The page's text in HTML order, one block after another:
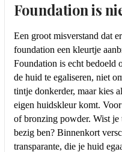
Foundation is
Een groot misverstand dat erg lelijk kan uitpakken, is dat je met
foundation een kleurtje
Foundation is echt bedoeld
de huid te egaliseren, niet
tintje donkerder, maar kies
eigen huidskleur komt.
of bronzing powder. Wist
bezig ben? Binnenkort
transparante, die je huid